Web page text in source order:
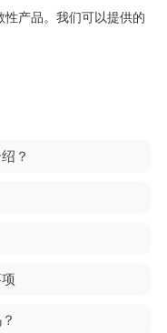
产品。我们可以提供的
？